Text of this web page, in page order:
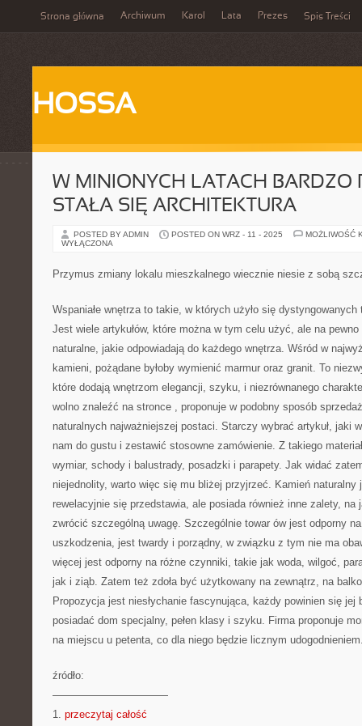
Strona główna Archiwum Karol Lata Prezes Spis Treści
HOSSA
W MINIONYCH LATACH BARDZO
STAŁA SIĘ ARCHITEKTURA
POSTED BY ADMIN POSTED ON WRZ - 11 - 2025
MOŻLIWOŚĆ
WYŁĄCZONA
Przymus zmiany lokalu mieszkalnego wiecznie niesie z sobą
Wspaniałe wnętrza to takie, w których użyło się
Jest wiele artykułów, które można w tym celu użyć, ale na
naturalne, jakie odpowiadają do każdego wnętrza. Wśród w
kamieni, pożądane byłoby wymienić marmur oraz granit. To
które dodają wnętrzom elegancji, szyku, i niezrównanego
wolno znaleźć na stronce , proponuje w podobny sposób
naturalnych najważniejszej postaci. Starczy wybrać artykuł, jaki
nam do gustu i zestawić stosowne zamówienie. Z takiego
wymiar, schody i balustrady, posadzki i parapety. Jak widać
niejednolity, warto więc się mu bliżej przyjrzeć. Kamień
rewelacyjnie się przedstawia, ale posiada również inne zalety, na
zwrócić szczególną uwagę. Szczególnie towar ów jest odporny
uszkodzenia, jest twardy i porządny, w związku z tym nie ma
więcej jest odporny na różne czynniki, takie jak woda, wilgoć,
jak i ziąb. Zatem też zdoła być użytkowany na zewnątrz, na
Propozycja jest niesłychanie fascynująca, każdy powinien się
posiadać dom specjalny, pełen klasy i szyku. Firma proponuje
na miejscu u petenta, co dla niego będzie licznym
źródło:
———————————
1. przeczytaj całość